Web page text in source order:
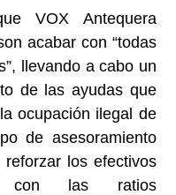
VOX Antequera
acabar con “todas
llevando a cabo un
de las ayudas que
ocupación ilegal de
de asesoramiento
los efectivos
con las ratios